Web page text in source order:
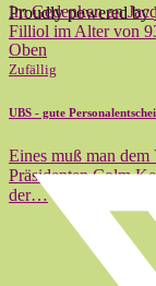
Proudly powered by
Oben
Im Gedenken an
Filliol im Alter von
Zufällig
UBS - gute
Eines muß man
Präsidenten Colm
der…